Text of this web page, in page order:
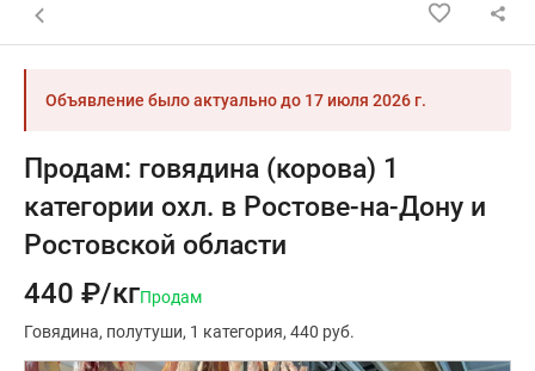
Назад к списку объявлений
Объявление было актуально до 17 июля 2026 г.
Продам: говядина (корова) 1
категории охл. в Ростове-на-Дону и
Ростовской области
440 ₽/кгПродам
Говядина полутуши 1 категория 440 руб.